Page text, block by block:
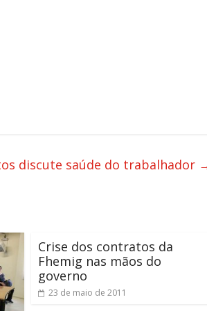
discute saúde do trabalhador
Crise dos contratos da
Fhemig nas mãos do
governo
23 de maio de 2011